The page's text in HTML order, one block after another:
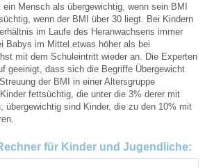
Mensch als übergewichtig, wenn sein BMI
wenn der BMI über 30 liegt. Bei Kindern
im Laufe des Heranwachsens immer
Babys im Mittel etwas höher als bei
mit dem Schuleintritt wieder an. Die Experten
geeinigt, dass sich die Begriffe Übergewicht
der BMI in einer Altersgruppe
fettsüchtig, die unter die 3% derer mit
übergewichtig sind Kinder, die zu den 10% mit
für Kinder und Jugendliche: